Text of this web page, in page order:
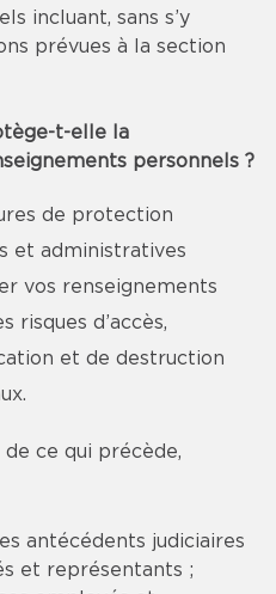
incluant, sans s’y
prévues à la section
t-elle la
personnels ?
de protection
et administratives
vos renseignements
risques d’accès,
et de destruction
ce qui précède,
antécédents judiciaires
et représentants ;